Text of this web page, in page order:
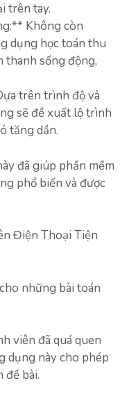
trên tay.
Không còn
dụng học toán thu
thanh sống động,
trên trình độ và
sẽ đề xuất lộ trình
tăng dần.
đã giúp phần mềm
phổ biến và được
Điện Thoại Tiện
những bài toán
viên đã quá quen
dụng này cho phép
đề bài.